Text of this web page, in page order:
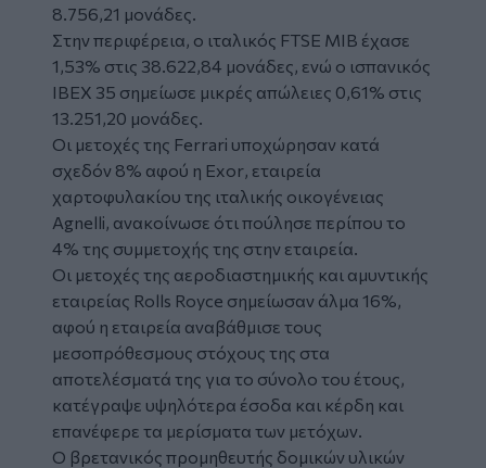
8.756,21 μονάδες.
Στην περιφέρεια, ο ιταλικός FTSE MIB έχασε
1,53% στις 38.622,84 μονάδες, ενώ ο ισπανικός
IBEX 35 σημείωσε μικρές απώλειες 0,61% στις
13.251,20 μονάδες.
Οι μετοχές της Ferrari υποχώρησαν κατά
σχεδόν 8% αφού η Exor, εταιρεία
χαρτοφυλακίου της ιταλικής οικογένειας
Agnelli, ανακοίνωσε ότι πούλησε περίπου το
4% της συμμετοχής της στην εταιρεία.
Οι μετοχές της αεροδιαστημικής και αμυντικής
εταιρείας Rolls Royce σημείωσαν άλμα 16%,
αφού η εταιρεία αναβάθμισε τους
μεσοπρόθεσμους στόχους της στα
αποτελέσματά της για το σύνολο του έτους,
κατέγραψε υψηλότερα έσοδα και κέρδη και
επανέφερε τα μερίσματα των μετόχων.
Ο βρετανικός προμηθευτής δομικών υλικών